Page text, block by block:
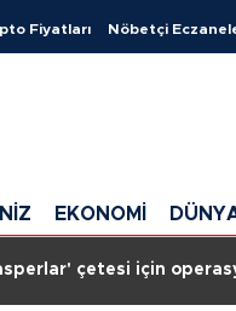
Fiyatları Nöbetçi
EKONOMİ
çetesi için